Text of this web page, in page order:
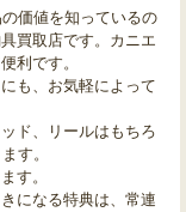
価値を知っているの
買取店です。カニエ
利です。
も、お気軽によって
ド、リールはもちろ
す。
す。
になる特典は、常連